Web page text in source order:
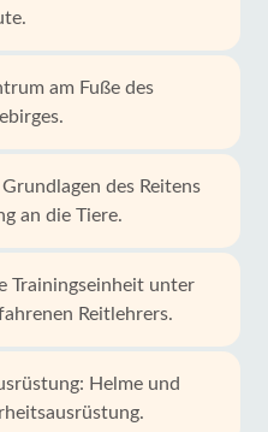
am Fuße des
des Reitens
an die Tiere.
Trainingseinheit unter
Reitlehrers.
Helme und